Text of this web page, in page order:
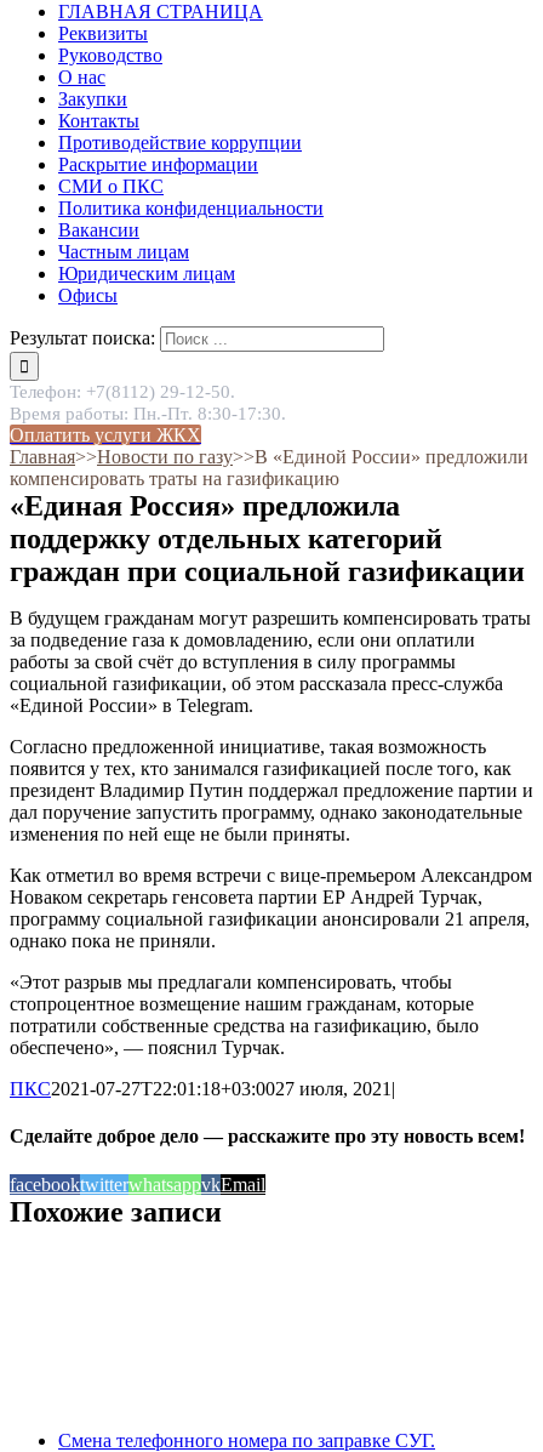
ГЛАВНАЯ СТРАНИЦА
Реквизиты
Руководство
О нас
Закупки
Контакты
Противодействие коррупции
Раскрытие информации
СМИ о ПКС
Политика конфиденциальности
Вакансии
Частным лицам
Юридическим лицам
Офисы
Результат поиска:
Телефон: +7(8112) 29-12-50.
Время работы: Пн.-Пт. 8:30-17:30.
Оплатить услуги ЖКХ
Главная˃˃Новости по газу˃˃В «Единой России» предложили
компенсировать траты на газификацию
«Единая Россия» предложила
поддержку отдельных категорий
граждан при социальной газификации
В будущем гражданам могут разрешить компенсировать траты
за подведение газа к домовладению, если они оплатили
работы за свой счёт до вступления в силу программы
социальной газификации, об этом рассказала пресс-служба
«Единой России» в Telegram.
Согласно предложенной инициативе, такая возможность
появится у тех, кто занимался газификацией после того, как
президент Владимир Путин поддержал предложение партии и
дал поручение запустить программу, однако законодательные
изменения по ней еще не были приняты.
Как отметил во время встречи с вице-премьером Александром
Новаком секретарь генсовета партии ЕР Андрей Турчак,
программу социальной газификации анонсировали 21 апреля,
однако пока не приняли.
«Этот разрыв мы предлагали компенсировать, чтобы
стопроцентное возмещение нашим гражданам, которые
потратили собственные средства на газификацию, было
обеспечено», — пояснил Турчак.
ПКС2021-07-27T22:01:18+03:0027 июля, 2021 |
Сделайте доброе дело — расскажите про эту новость всем!
facebooktwitterwhatsappvkEmail
Похожие записи
Смена телефонного номера по заправке СУГ.